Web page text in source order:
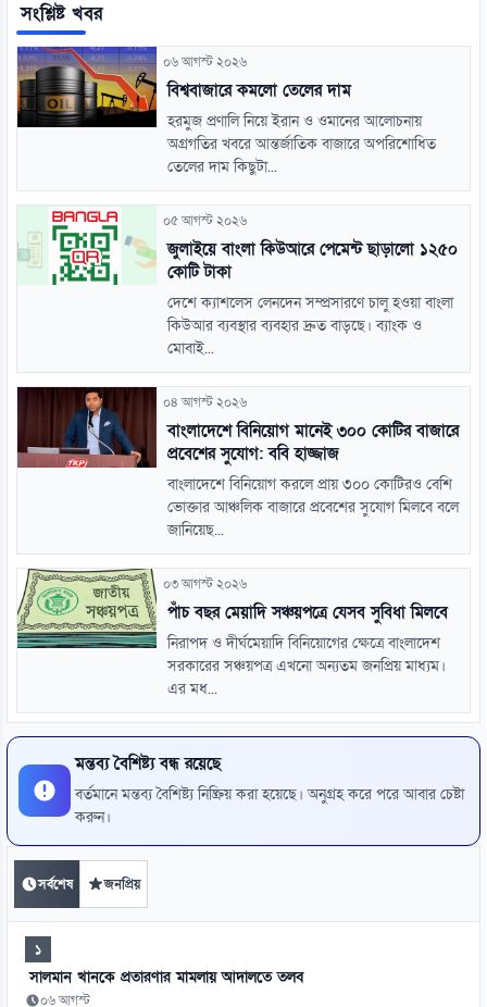
সংশ্লিষ্ট খবর
০৬ আগস্ট ২০২৬
বিশ্ববাজারে কমলো তেলের দাম
হরমুজ প্রণালি নিয়ে ইরান ও ওমানের আলোচনায়
অগ্রগতির খবরে আন্তর্জাতিক বাজারে অপরিশোধিত
তেলের দাম কিছুটা...
০৫ আগস্ট ২০২৬
জুলাইয়ে বাংলা কিউআরে পেমেন্ট ছাড়ালো ১২৫০
কোটি টাকা
দেশে ক্যাশলেস লেনদেন সম্প্রসারণে চালু হওয়া বাংলা
কিউআর ব্যবস্থার ব্যবহার দ্রুত বাড়ছে। ব্যাংক ও
মোবাই...
০৪ আগস্ট ২০২৬
বাংলাদেশে বিনিয়োগ মানেই ৩০০ কোটির বাজারে
প্রবেশের সুযোগ: ববি হাজ্জাজ
বাংলাদেশে বিনিয়োগ করলে প্রায় ৩০০ কোটিরও বেশি
ভোক্তার আঞ্চলিক বাজারে প্রবেশের সুযোগ মিলবে বলে
জানিয়েছ...
০৩ আগস্ট ২০২৬
পাঁচ বছর মেয়াদি সঞ্চয়পত্রে যেসব সুবিধা মিলবে
নিরাপদ ও দীর্ঘমেয়াদি বিনিয়োগের ক্ষেত্রে বাংলাদেশ
সরকারের সঞ্চয়পত্র এখনো অন্যতম জনপ্রিয় মাধ্যম।
এর মধ...
মন্তব্য বৈশিষ্ট্য বন্ধ রয়েছে
বর্তমানে মন্তব্য বৈশিষ্ট্য নিষ্ক্রিয় করা হয়েছে। অনুগ্রহ করে পরে আবার চেষ্টা
করুন।
সর্বশেষ জনপ্রিয়
১
সালমান খানকে প্রতারণার মামলায় আদালতে তলব
০৬ আগস্ট